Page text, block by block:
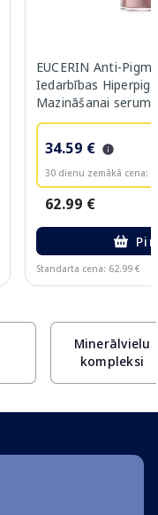
EUCERIN Anti-
Iedarbības
Mazināšanai
34.59 €
30 dienu zemākā cena:
62.99 €
Standarta cena: 62.99 €
Minerālvielu
kompleksi